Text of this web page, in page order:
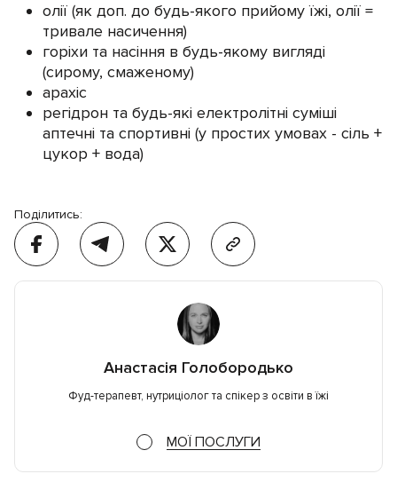
олії (як доп. до будь-якого прийому їжі, олії =
тривале насичення)
горіхи та насіння в будь-якому вигляді
(сирому, смаженому)
арахіс
регідрон та будь-які електролітні суміші
аптечні та спортивні (у простих умовах - сіль +
цукор + вода)
Поділитись:
Анастасія Голобородько
Фуд-терапевт, нутриціолог та спікер з освіти в їжі
МОЇ ПОСЛУГИ